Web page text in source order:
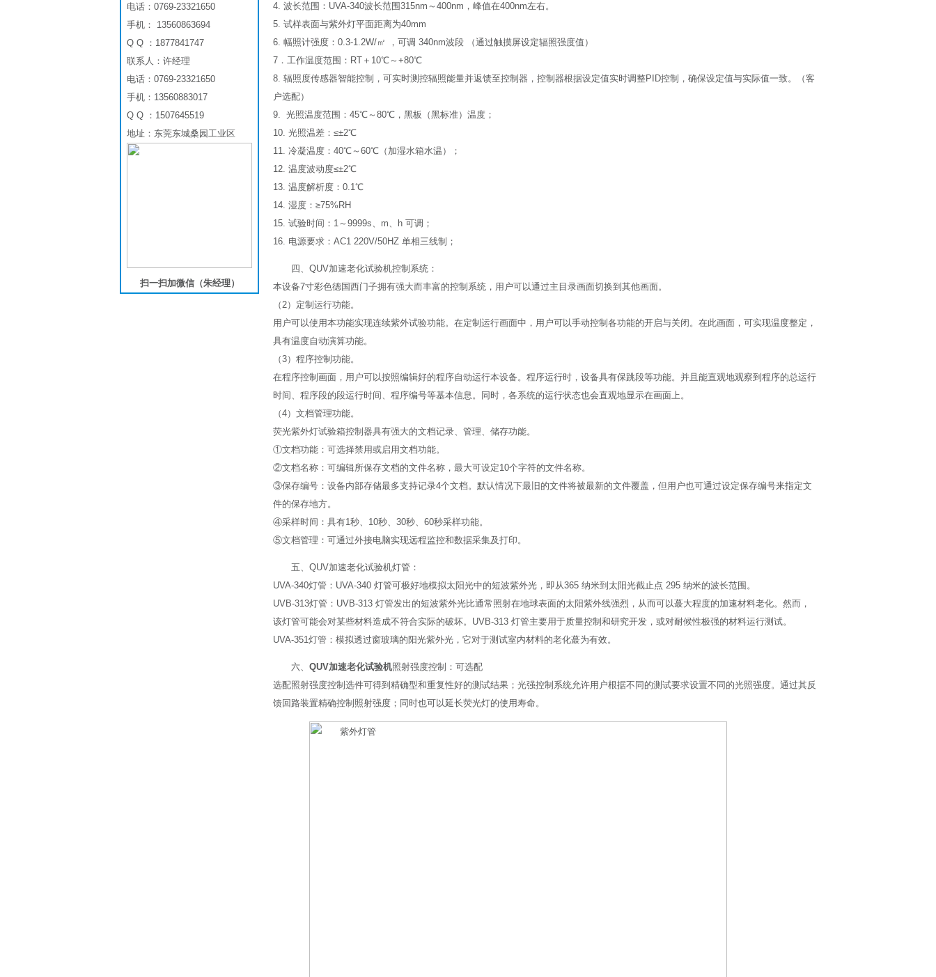
4. 波长范围：UVA-340波长范围315nm～400nm，峰值在400nm左右。
5. 试样表面与紫外灯平面距离为40mm
6. 幅照计强度：0.3-1.2W/㎡ ，可调 340nm波段 （通过触摸屏设定辐照强度值）
7．工作温度范围：RT＋10℃～+80℃
8. 辐照度传感器智能控制，可实时测控辐照能量并返馈至控制器，控制器根据设定值实时调整PID控制，确保设定值与实际值一致。（客
户选配）
9. 光照温度范围：45℃～80℃，黑板（黑标准）温度；
10. 光照温差：≤±2℃
11. 冷凝温度：40℃～60℃（加湿水箱水温）；
12. 温度波动度≤±2℃
13. 温度解析度：0.1℃
14. 湿度：≥75%RH
15. 试验时间：1～9999s、m、h 可调；
16. 电源要求：AC1 220V/50HZ 单相三线制；
四、QUV加速老化试验机控制系统：
本设备7寸彩色德国西门子拥有强大而丰富的控制系统，用户可以通过主目录画面切换到其他画面。
（2）定制运行功能。
用户可以使用本功能实现连续紫外试验功能。在定制运行画面中，用户可以手动控制各功能的开启与关闭。在此画面，可实现温度整定，
具有温度自动演算功能。
（3）程序控制功能。
在程序控制画面，用户可以按照编辑好的程序自动运行本设备。程序运行时，设备具有保跳段等功能。并且能直观地观察到程序的总运行
时间、程序段的段运行时间、程序编号等基本信息。同时，各系统的运行状态也会直观地显示在画面上。
（4）文档管理功能。
荧光紫外灯试验箱控制器具有强大的文档记录、管理、储存功能。
①文档功能：可选择禁用或启用文档功能。
②文档名称：可编辑所保存文档的文件名称，最大可设定10个字符的文件名称。
③保存编号：设备内部存储最多支持记录4个文档。默认情况下最旧的文件将被最新的文件覆盖，但用户也可通过设定保存编号来指定文
件的保存地方。
④采样时间：具有1秒、10秒、30秒、60秒采样功能。
⑤文档管理：可通过外接电脑实现远程监控和数据采集及打印。
五、QUV加速老化试验机灯管：
UVA-340灯管：UVA-340 灯管可极好地模拟太阳光中的短波紫外光，即从365 纳米到太阳光截止点 295 纳米的波长范围。
UVB-313灯管：UVB-313 灯管发出的短波紫外光比通常照射在地球表面的太阳紫外线强烈，从而可以蕞大程度的加速材料老化。然而，
该灯管可能会对某些材料造成不符合实际的破坏。UVB-313 灯管主要用于质量控制和研究开发，或对耐候性极强的材料运行测试。
UVA-351灯管：模拟透过窗玻璃的阳光紫外光，它对于测试室内材料的老化蕞为有效。
六、 QUV加速老化试验机照射强度控制：可选配
选配照射强度控制选件可得到精确型和重复性好的测试结果；光强控制系统允许用户根据不同的测试要求设置不同的光照强度。通过其反
馈回路装置精确控制照射强度；同时也可以延长荧光灯的使用寿命。
电话：0769-23321650
手机： 13560863694
Q Q ：1877841747
联系人：许经理
电话：0769-23321650
手机：13560883017
Q Q ：1507645519
地址：东莞东城桑园工业区
扫一扫加微信（朱经理）